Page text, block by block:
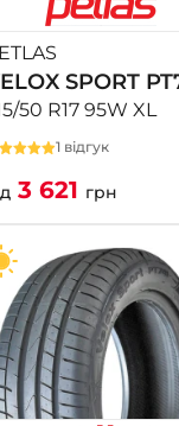
SPORT
50 R17 95W XL
1 відгук
3 621 грн